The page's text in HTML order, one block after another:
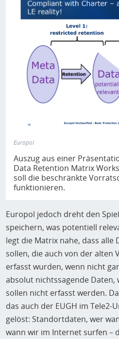
Europol
Auszug aus einer
Data Retention Matrix
soll die beschränkte
funktionieren.
Europol jedoch dreht den
speichern, was potentiell
legt die Matrix nahe, dass alle
sollen, die auch von der alten
erfasst wurden, wenn nicht
absolut nichtssagende Daten,
sollen nicht erfasst werden.
das auch der EUGH im
gelöst: Standortdaten, wer
wann wir im Internet surfen –